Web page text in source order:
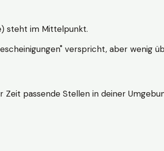
steht im Mittelpunkt.
verspricht, aber wenig
passende Stellen in deiner